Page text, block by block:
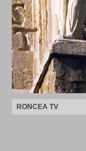
RONCEA TV